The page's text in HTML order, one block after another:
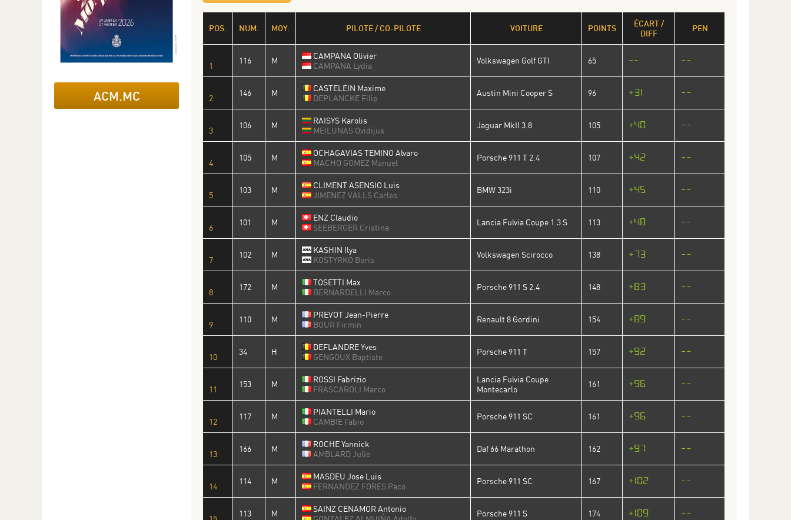
ACM.MC
POS. NUM. MOY. PILOTE / CO-PILOTE VOITURE POINTS
ÉCART /
DIFF
PEN
1
116 M
CAMPANA Olivier
CAMPANA Lydia
Volkswagen Golf GTI 65 -- --
2
146 M
CASTELEIN Maxime
DEPLANCKE Filip
Austin Mini Cooper S 96 +31 --
3
106 M
RAISYS Karolis
MEILUNAS Ovidijus
Jaguar MkII 3.8 105 +40 --
4
105 M
OCHAGAVIAS TEMINO Alvaro
MACHO GOMEZ Manuel
Porsche 911 T 2.4 107 +42 --
5
103 M
CLIMENT ASENSIO Luis
JIMENEZ VALLS Carles
BMW 323i 110 +45 --
6
101 M
ENZ Claudio
SEEBERGER Cristina
Lancia Fulvia Coupe 1.3 S 113 +48 --
7
102 M
KASHIN Ilya
KOSTYRKO Boris
Volkswagen Scirocco 138 +73 --
8
172 M
TOSETTI Max
BERNARDELLI Marco
Porsche 911 S 2.4 148 +83 --
9
110 M
PREVOT Jean-Pierre
BOUR Firmin
Renault 8 Gordini 154 +89 --
10
34 H
DEFLANDRE Yves
GENGOUX Baptiste
Porsche 911 T 157 +92 --
11
153 M
ROSSI Fabrizio
FRASCAROLI Marco
Lancia Fulvia Coupe
Montecarlo
161 +96 --
12
117 M
PIANTELLI Mario
CAMBIE Fabio
Porsche 911 SC 161 +96 --
13
166 M
ROCHE Yannick
AMBLARD Julie
Daf 66 Marathon 162 +97 --
14
114 M
MASDEU Jose Luis
FERNANDEZ FORES Paco
Porsche 911 SC 167 +102 --
113 M
SAINZ CENAMOR Antonio
Porsche 911 S 174 +109 --